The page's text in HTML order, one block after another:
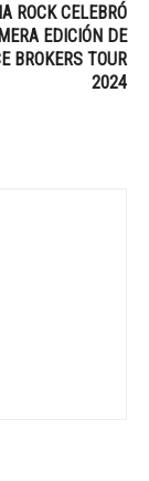
ROCK CELEBRÓ
EDICIÓN DE
BROKERS TOUR
2024